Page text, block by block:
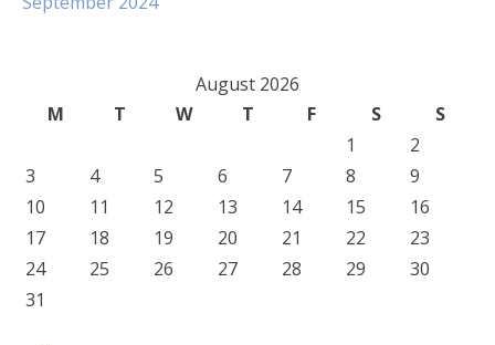
August 2026
M
T W T F S
S
1
2
3
4 5 6 7 8
9
10
11 12 13 14 15
16
17
18 19 20 21 22
23
24
25 26 27 28 29
30
31